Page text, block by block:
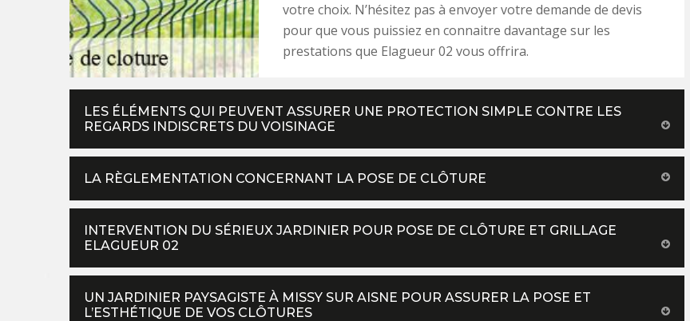
votre choix. N’hésitez pas à envoyer votre demande de devis
pour que vous puissiez en connaitre davantage sur les
prestations que Elagueur 02 vous offrira.
LES ÉLÉMENTS QUI PEUVENT ASSURER UNE PROTECTION SIMPLE CONTRE LES
REGARDS INDISCRETS DU VOISINAGE
LA RÈGLEMENTATION CONCERNANT LA POSE DE CLÔTURE
INTERVENTION DU SÉRIEUX JARDINIER POUR POSE DE CLÔTURE ET GRILLAGE
ELAGUEUR 02
UN JARDINIER PAYSAGISTE À MISSY SUR AISNE POUR ASSURER LA POSE ET
L’ESTHÉTIQUE DE VOS CLÔTURES